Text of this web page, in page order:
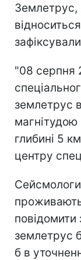
Землетрус,
"08 серпня
землетрус
глибині 5
центру
Сейсмологи
землетрус
б в